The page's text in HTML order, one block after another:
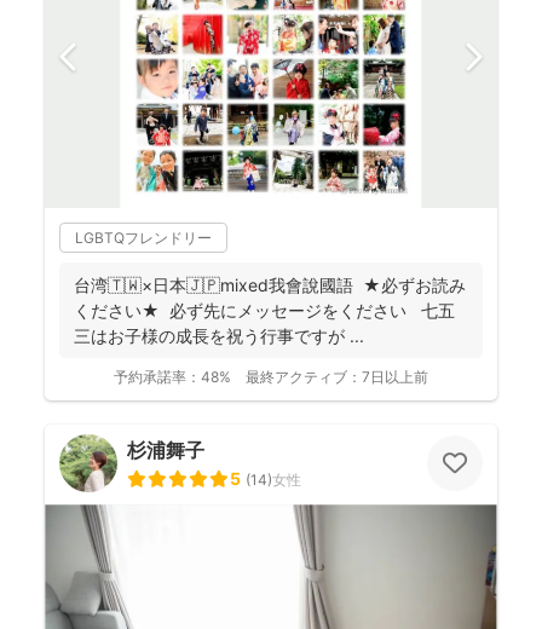
LGBTQフレンドリー
台湾🇹🇼×日本🇯🇵mixed我會說國語 ★必ずお読み
ください★ 必ず先にメッセージをください 七五
三はお子様の成長を祝う行事ですが ...
予約承諾率： 48% 最終アクティブ： 7日以上前
杉浦舞子
5 (14)女性